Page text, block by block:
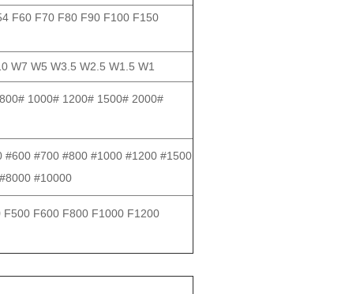
F60 F70 F80 F90 F100 F150
W7 W5 W3.5 W2.5 W1.5 W1
1000# 1200# 1500# 2000#
#700 #800 #1000 #1200 #1500
#10000
F600 F800 F1000 F1200